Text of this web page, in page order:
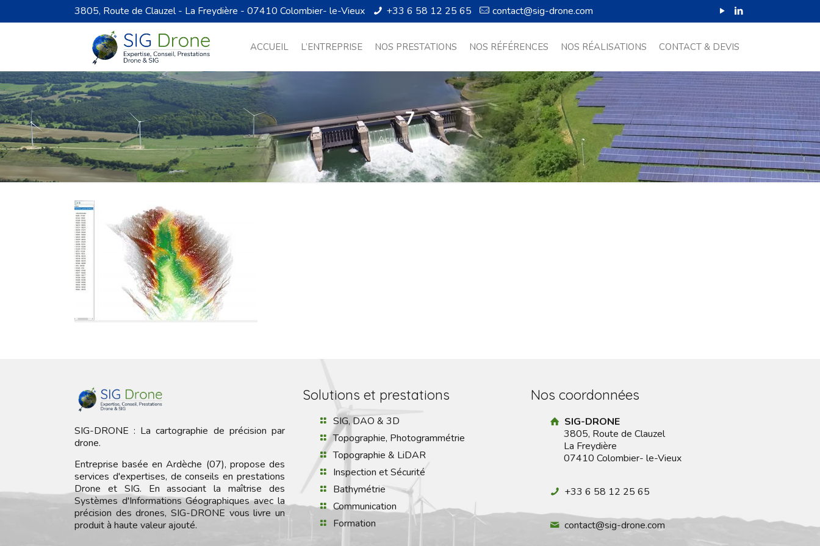
3805, Route de Clauzel - La Freydière - 07410 Colombier- le-Vieux +33 6 58 12 25 65 contact@sig-drone.com
ACCUEIL L’ENTREPRISE NOS PRESTATIONS NOS RÉFÉRENCES NOS RÉALISATIONS CONTACT & DEVIS
7
Accueil 7
SIG-DRONE : La cartographie de précision par
drone.
Entreprise basée en Ardèche (07), propose des
services d'expertises, de conseils en prestations
Drone et SIG. En associant la maîtrise des
Systèmes d'Informations Géographiques avec la
précision des drones, SIG-DRONE vous livre un
produit à haute valeur ajouté.
Solutions et prestations
SIG, DAO & 3D
Topographie, Photogrammétrie
Topographie & LiDAR
Inspection et Sécurité
Bathymétrie
Communication
Formation
Nos coordonnées
SIG-DRONE
3805, Route de Clauzel
La Freydière
07410 Colombier- le-Vieux
+33 6 58 12 25 65
contact@sig-drone.com